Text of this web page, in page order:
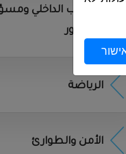
المراقب الداخلي
الجمهور
الرياضة
الأمن والطوارئ המידע או